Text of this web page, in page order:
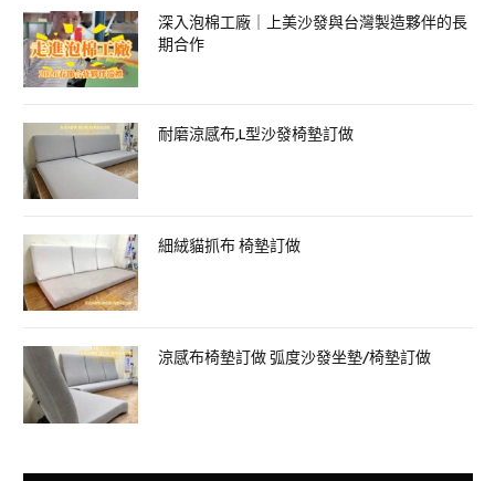
深入泡棉工廠｜上美沙發與台灣製造夥伴的長
期合作
耐磨涼感布,L型沙發椅墊訂做
細絨貓抓布 椅墊訂做
涼感布椅墊訂做 弧度沙發坐墊/椅墊訂做